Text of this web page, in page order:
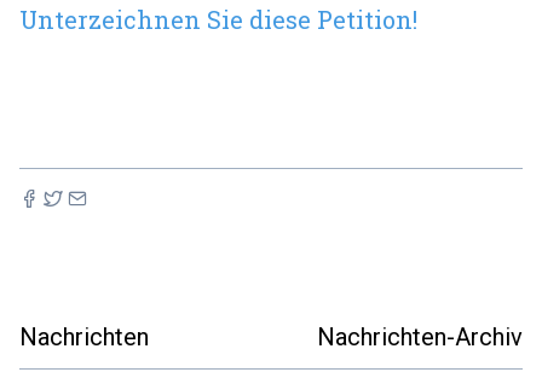
Unterzeichnen Sie diese Petition!
Nachrichten Nachrichten-Archiv